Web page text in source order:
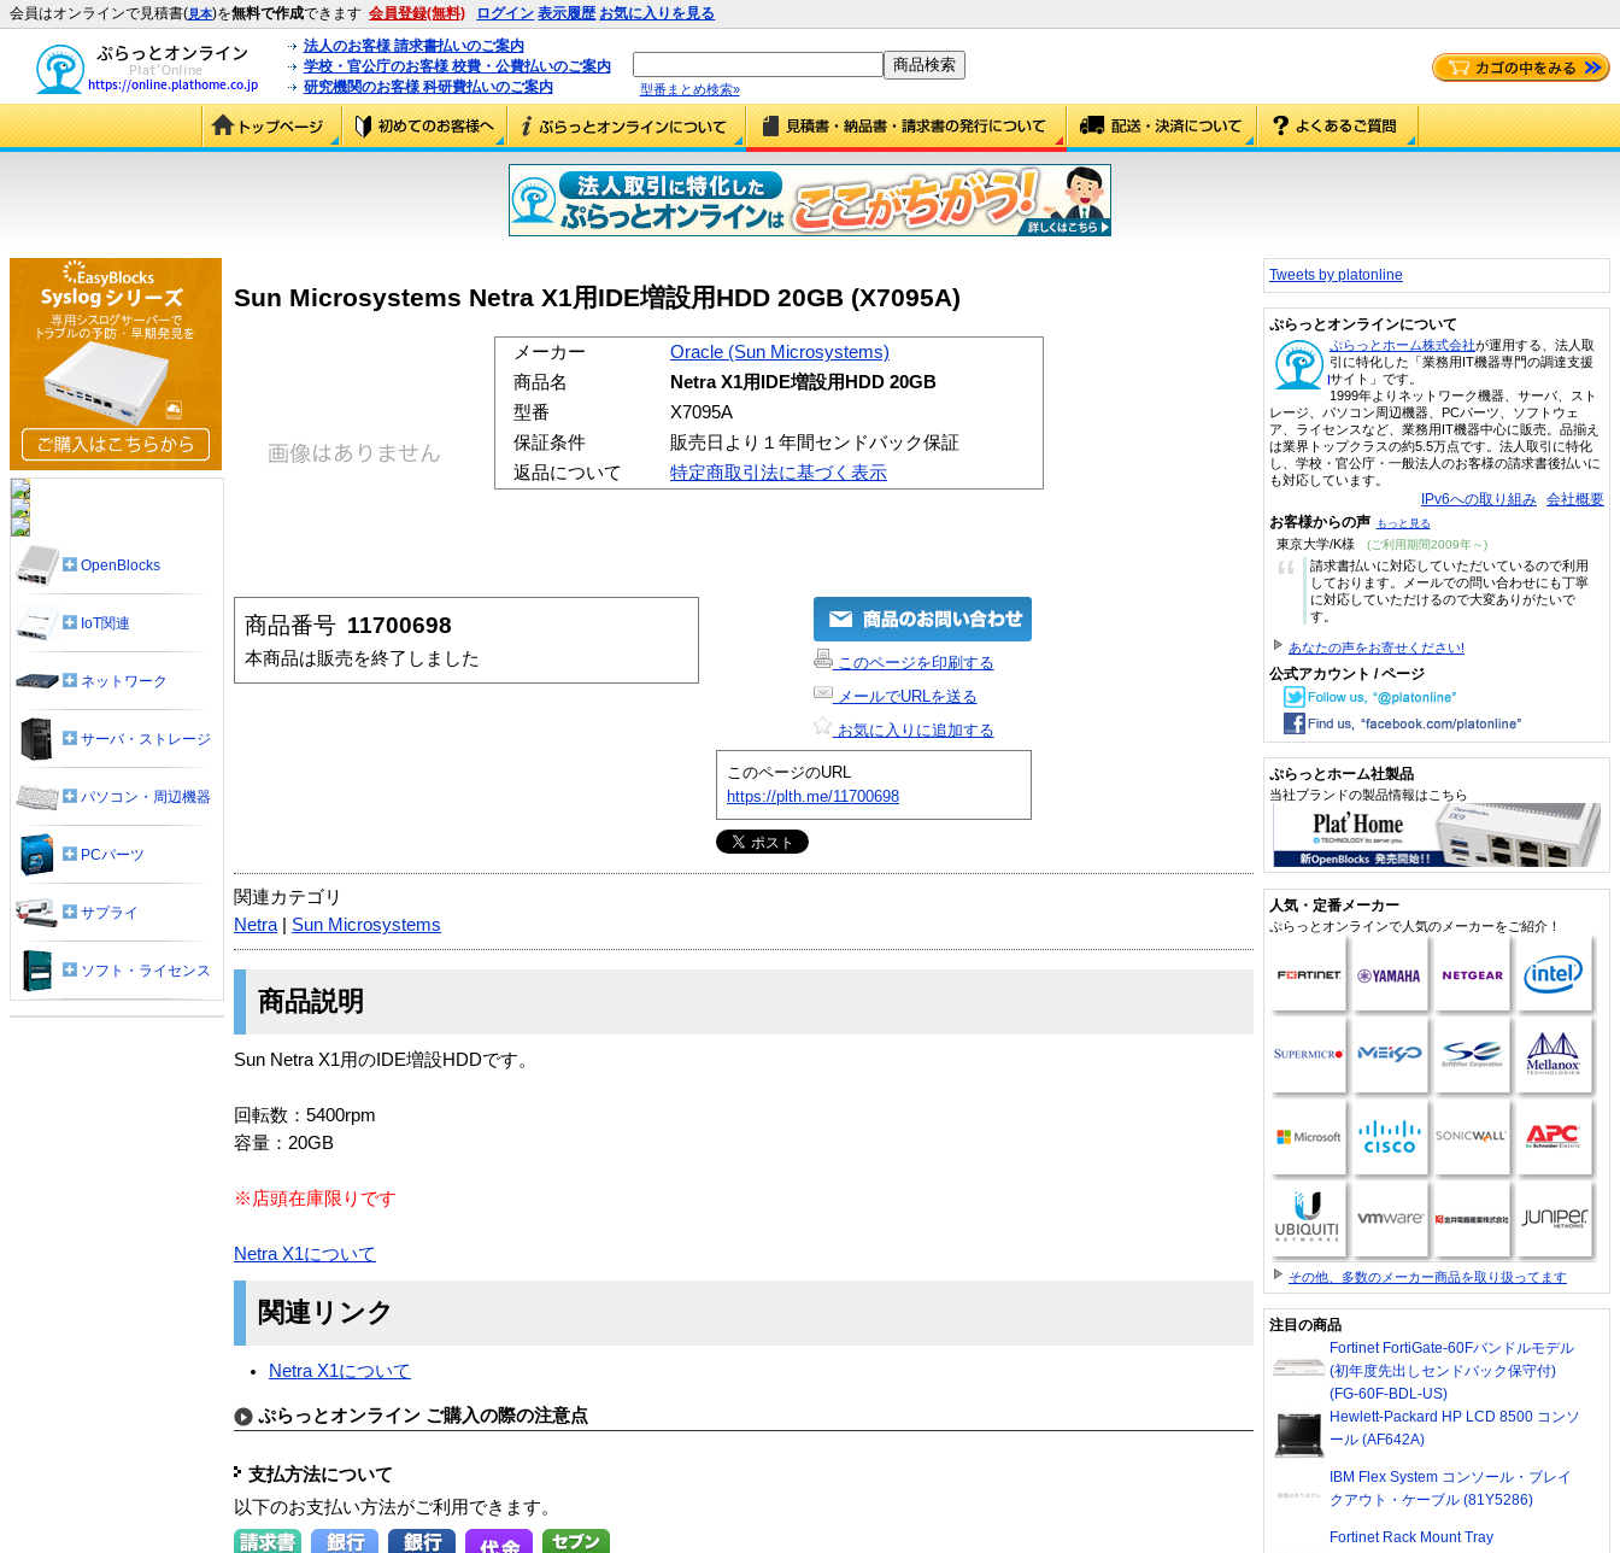
会員はオンラインで見積書(見本)を無料で作成できます 会員登録(無料) ログイン 表示履歴 お気に入りを見る
法人のお客様 請求書払いのご案内
学校・官公庁のお客様 校費・公費払いのご案内
研究機関のお客様 科研費払いのご案内
型番まとめ検索»
Sun Microsystems Netra X1用IDE増設用HDD 20GB (X7095A)
メーカー
Oracle (Sun Microsystems)
商品名
Netra X1用IDE増設用HDD 20GB
型番
X7095A
保証条件
販売日より１年間センドバック保証
返品について
特定商取引法に基づく表示
商品番号 11700698
本商品は販売を終了しました
このページを印刷する
メールでURLを送る
お気に入りに追加する
このページのURL
https://plth.me/11700698
関連カテゴリ
Netra
Sun Microsystems
商品説明
Sun Netra X1用のIDE増設HDDです。
回転数：5400rpm
容量：20GB
※店頭在庫限りです
Netra X1について
関連リンク
Netra X1について
ぷらっとオンライン ご購入の際の注意点
支払方法について
以下のお支払い方法がご利用できます。
OpenBlocks
IoT関連
ネットワーク
サーバ・ストレージ
パソコン・周辺機器
PCパーツ
サプライ
ソフト・ライセンス
Tweets by platonline
ぷらっとオンラインについて
ぷらっとホーム株式会社が運用する、法人取
引に特化した「業務用IT機器専門の調達支援
サイト」です。
1999年よりネットワーク機器、サーバ、スト
レージ、パソコン周辺機器、PCパーツ、ソフトウェ
ア、ライセンスなど、業務用IT機器中心に販売。品揃え
は業界トップクラスの約5.5万点です。法人取引に特化
し、学校・官公庁・一般法人のお客様の請求書後払いに
も対応しています。
IPv6への取り組み 会社概要
お客様からの声 もっと見る
東京大学/K様 (ご利用期間2009年～)
“
請求書払いに対応していただいているので利用
しております。メールでの問い合わせにも丁寧
に対応していただけるので大変ありがたいで
す。
あなたの声をお寄せください!
公式アカウント / ページ
ぷらっとホーム社製品
当社ブランドの製品情報はこちら
人気・定番メーカー
ぷらっとオンラインで人気のメーカーをご紹介！
その他、多数のメーカー商品を取り扱ってます
注目の商品
Fortinet FortiGate-60Fバンドルモデル
(初年度先出しセンドバック保守付)
(FG-60F-BDL-US)
Hewlett-Packard HP LCD 8500 コンソ
ール (AF642A)
IBM Flex System コンソール・ブレイ
クアウト・ケーブル (81Y5286)
Fortinet Rack Mount Tray